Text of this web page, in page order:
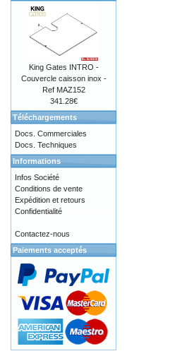
King Gates INTRO -
Couvercle caisson inox -
Ref MAZ152
341.28€
Téléchargements
Docs. Commerciales
Docs. Techniques
Informations
Infos Société
Conditions de vente
Expédition et retours
Confidentialité
Contactez-nous
Paiements acceptés